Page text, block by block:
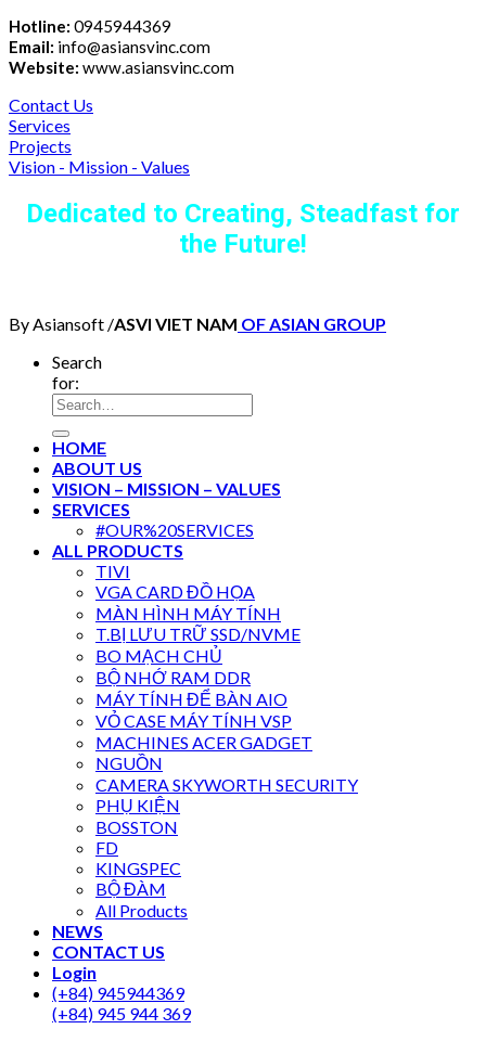
Hotline: 0945944369
Email: info@asiansvinc.com
Website: www.asiansvinc.com
Contact Us
Services
Projects
Vision - Mission - Values
Dedicated to Creating, Steadfast for
the Future!
By Asiansoft /ASVI VIET NAM OF ASIAN GROUP
Search
for:
HOME
ABOUT US
VISION – MISSION – VALUES
SERVICES
#OUR%20SERVICES
ALL PRODUCTS
TIVI
VGA CARD ĐỒ HỌA
MÀN HÌNH MÁY TÍNH
T.BỊ LƯU TRỮ SSD/NVME
BO MẠCH CHỦ
BỘ NHỚ RAM DDR
MÁY TÍNH ĐỂ BÀN AIO
VỎ CASE MÁY TÍNH VSP
MACHINES ACER GADGET
NGUỒN
CAMERA SKYWORTH SECURITY
PHỤ KIỆN
BOSSTON
FD
KINGSPEC
BỘ ĐÀM
All Products
NEWS
CONTACT US
Login
(+84) 945944369
(+84) 945 944 369